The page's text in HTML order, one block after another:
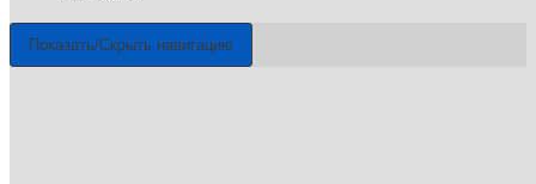
Показать/Скрыть навигацию